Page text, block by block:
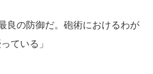
の防御だ。砲術におけるわが
ている」